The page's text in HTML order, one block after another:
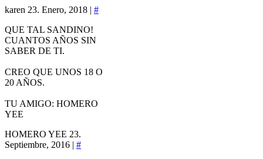
karen 23. Enero, 2018 | #
QUE TAL SANDINO!
CUANTOS AÑOS SIN
SABER DE TI.
CREO QUE UNOS 18 O
20 AÑOS.
TU AMIGO: HOMERO
YEE
HOMERO YEE 23.
Septiembre, 2016 | #